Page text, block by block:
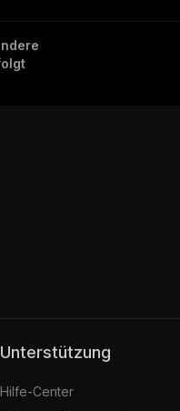
Unterstützung
Hilfe-Center